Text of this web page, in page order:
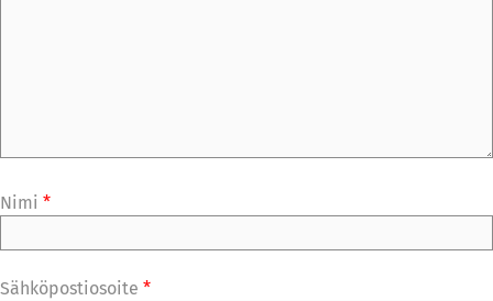
Nimi *
Sähköpostiosoite *